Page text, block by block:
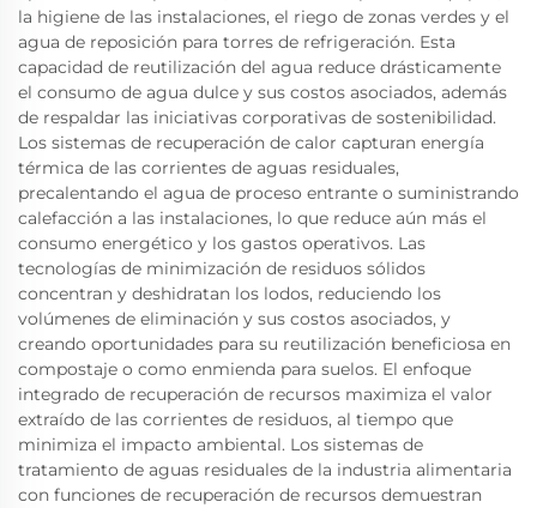
la higiene de las instalaciones, el riego de zonas verdes y el
agua de reposición para torres de refrigeración. Esta
capacidad de reutilización del agua reduce drásticamente
el consumo de agua dulce y sus costos asociados, además
de respaldar las iniciativas corporativas de sostenibilidad.
Los sistemas de recuperación de calor capturan energía
térmica de las corrientes de aguas residuales,
precalentando el agua de proceso entrante o suministrando
calefacción a las instalaciones, lo que reduce aún más el
consumo energético y los gastos operativos. Las
tecnologías de minimización de residuos sólidos
concentran y deshidratan los lodos, reduciendo los
volúmenes de eliminación y sus costos asociados, y
creando oportunidades para su reutilización beneficiosa en
compostaje o como enmienda para suelos. El enfoque
integrado de recuperación de recursos maximiza el valor
extraído de las corrientes de residuos, al tiempo que
minimiza el impacto ambiental. Los sistemas de
tratamiento de aguas residuales de la industria alimentaria
con funciones de recuperación de recursos demuestran